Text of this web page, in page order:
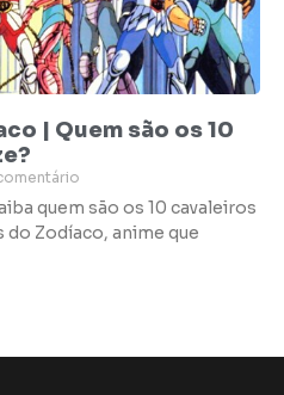
| Quem são os 10
quem são os 10 cavaleiros
do Zodíaco, anime que